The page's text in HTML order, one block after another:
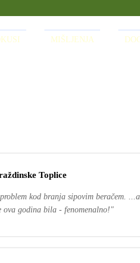
MIŠLJENJA
Toplice
kod branja sipovim beračem. ...a
ova godina bila - fenomenalno!"